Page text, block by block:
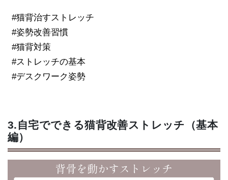
#猫背治すストレッチ
#姿勢改善習慣
#猫背対策
#ストレッチの基本
#デスクワーク姿勢
3.自宅でできる猫背改善ストレッチ（基本
編）